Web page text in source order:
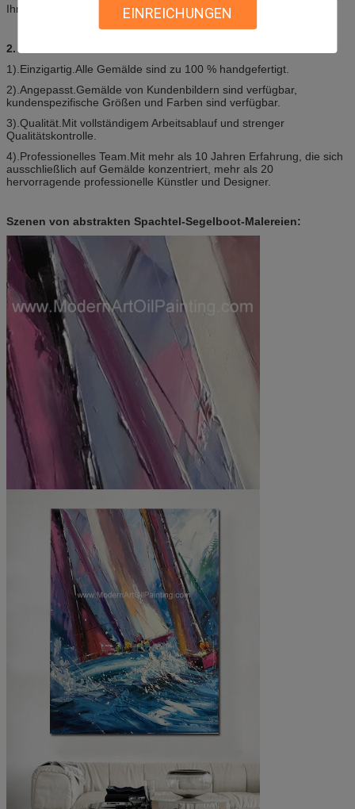
EINREICHUNGEN
Ihnen an.
2. Warum wir?
1).Einzigartig.Alle Gemälde sind zu 100 % handgefertigt.
2).Angepasst.Gemälde von Kundenbildern sind verfügbar,
kundenspezifische Größen und Farben sind verfügbar.
3).Qualität.Mit vollständigem Arbeitsablauf und strenger
Qualitätskontrolle.
4).Professionelles Team.Mit mehr als 10 Jahren Erfahrung, die sich
ausschließlich auf Gemälde konzentriert, mehr als 20
hervorragende professionelle Künstler und Designer.
Szenen von abstrakten Spachtel-Segelboot-Malereien: